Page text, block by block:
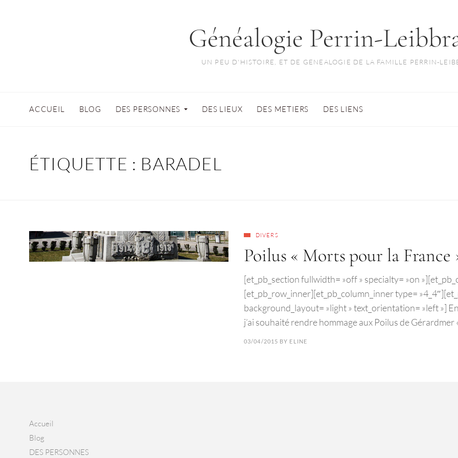
Généalogie Perrin-
UN PEU D'HISTOIRE, ET DE GENEALOGIE DE LA FAMILLE PERRIN-
ACCUEIL BLOG DES PERSONNES DES LIEUX DES METIERS DES LIENS
ÉTIQUETTE : BARADEL
DIVERS
Poilus « Morts pour la France
[et_pb_section fullwidth= »off » specialty= »on
[et_pb_row_inner][et_pb_column_inner type=
background_layout= »light » text_orientation= »left »]
j’ai souhaité rendre hommage aux Poilus de
03/04/2015 BY ELINE
Accueil
Blog
DES PERSONNES